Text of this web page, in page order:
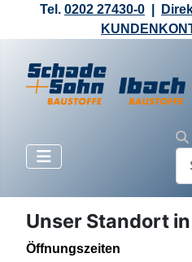
Tel. 0202 27430-0
Unser Standort
Öffnungszeiten